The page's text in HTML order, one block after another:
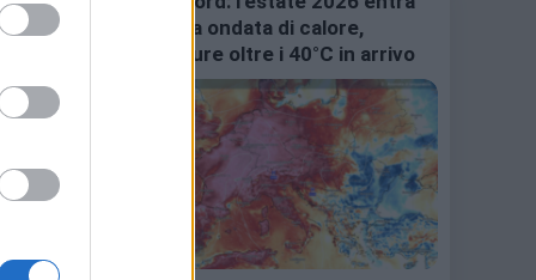
nella terza ondata di calore,
temperature oltre i 40°C in arrivo